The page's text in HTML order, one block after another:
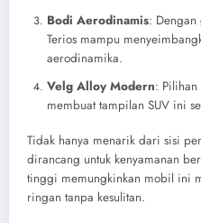
Bodi Aerodinamis:
Terios mampu
aerodinamika.
Velg Alloy Modern:
membuat tampilan SUV ini
Tidak hanya menarik dari sisi
dirancang untuk kenyamanan
tinggi memungkinkan mobil ini
ringan tanpa kesulitan.